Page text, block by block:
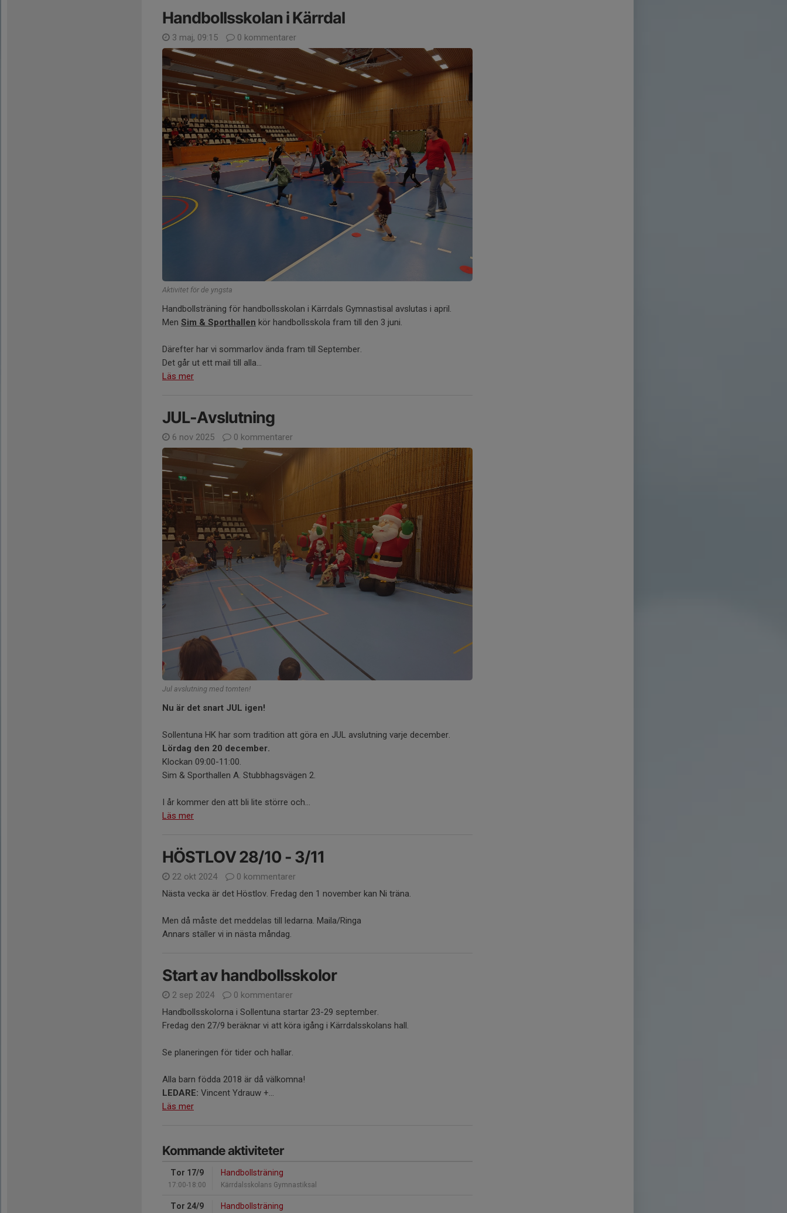
Handbollsskolan i Kärrdal
3 maj, 09:15 0 kommentarer
Aktivitet för de yngsta
Handbollsträning för handbollsskolan i Kärrdals Gymnastisal avslutas i april.
Men Sim & Sporthallen kör handbollsskola fram till den 3 juni.
Därefter har vi sommarlov ända fram till September.
Det går ut ett mail till alla...
Läs mer
JUL-Avslutning
6 nov 2025 0 kommentarer
Jul avslutning med tomten!
Nu är det snart JUL igen!
Sollentuna HK har som tradition att göra en JUL avslutning varje december.
Lördag den 20 december.
Klockan 09:00-11:00.
Sim & Sporthallen A. Stubbhagsvägen 2.
I år kommer den att bli lite större och...
Läs mer
HÖSTLOV 28/10 - 3/11
22 okt 2024
0 kommentarer
Nästa vecka är det Höstlov. Fredag den 1 november kan Ni träna.
Men då måste det meddelas till ledarna. Maila/Ringa
Annars ställer vi in nästa måndag.
Start av handbollsskolor
2 sep 2024
0 kommentarer
Handbollsskolorna i Sollentuna startar 23-29 september.
Fredag den 27/9 beräknar vi att köra igång i Kärrdalsskolans hall.
Se planeringen för tider och hallar.
Alla barn födda 2018 är då välkomna!
LEDARE: Vincent Ydrauw +...
Läs mer
Kommande aktiviteter
Tor 17/9
17:00-18:00
Handbollsträning
Kärrdalsskolans Gymnastiksal
Tor 24/9 Handbollsträning